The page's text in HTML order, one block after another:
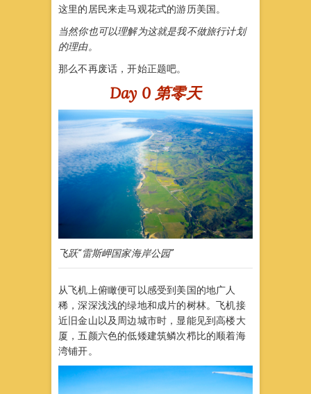
这里的居民来走马观花式的游历美国。
当然你也可以理解为这就是我不做旅行计划
的理由。
那么不再废话，开始正题吧。
Day 0 第零天
飞跃“雷斯岬国家海岸公园”
从飞机上俯瞰便可以感受到美国的地广人
稀，深深浅浅的绿地和成片的树林。飞机接
近旧金山以及周边城市时，显能见到高楼大
厦，五颜六色的低矮建筑鳞次栉比的顺着海
湾铺开。